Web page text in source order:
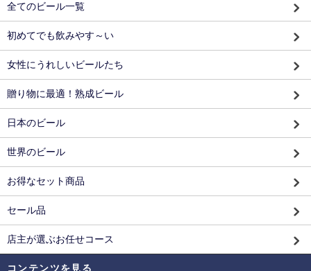
全てのビール一覧
初めてでも飲みやす～い
女性にうれしいビールたち
贈り物に最適！熟成ビール
日本のビール
世界のビール
お得なセット商品
セール品
店主が選ぶお任せコース
コンテンツを見る